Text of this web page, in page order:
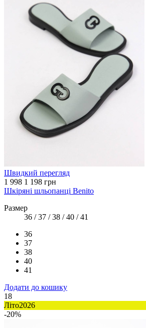
Швидкий перегляд
1 998 1 198 грн
Шкіряні шльопанці Benito
Размер
36 / 37 / 38 / 40 / 41
36
37
38
40
41
Додати до кошику
18
Літо2026
-20%